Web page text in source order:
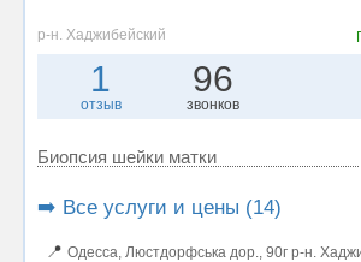
р-н. Хаджибейский
1
отзыв
96
звонков
Биопсия шейки матки
➡️ Все услуги и цены (14)
📍 Одесса, Люстдорфська дор., 90г р-н.